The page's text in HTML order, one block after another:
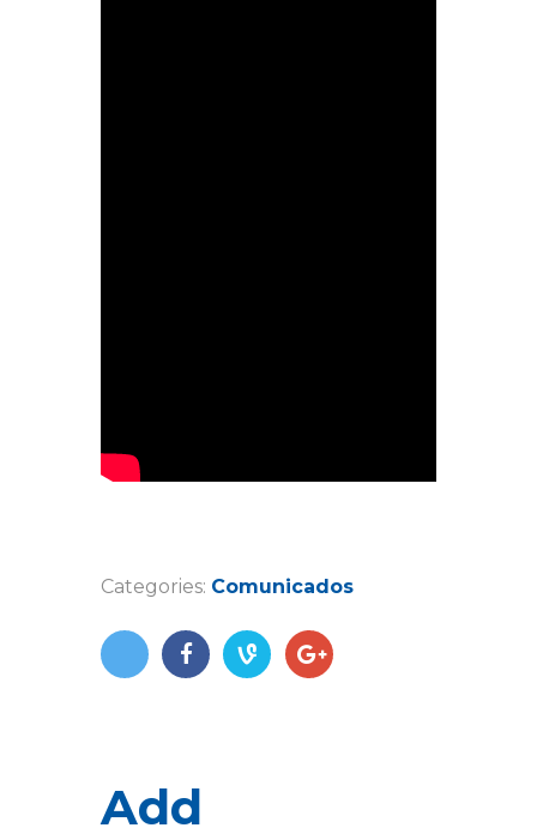
Categories: Comunicados
Add